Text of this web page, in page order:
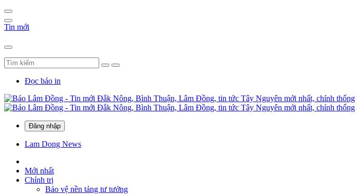
Tin mới
Đọc báo in
Đăng nhập
Lam Dong News
Mới nhất
Chính trị
Bảo vệ nền tảng tư tưởng